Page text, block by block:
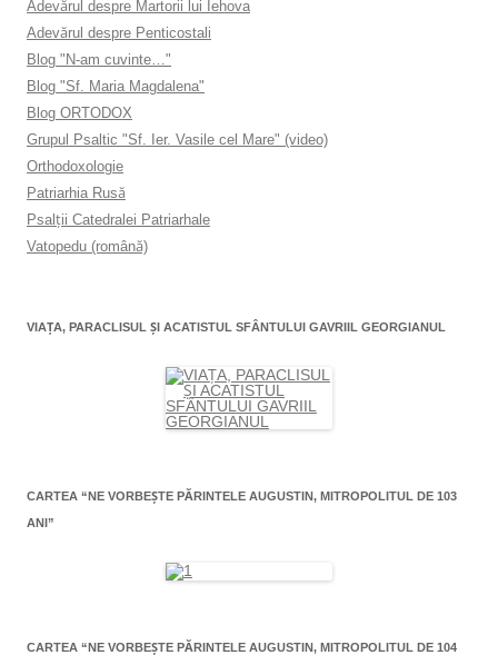
Adevărul despre Martorii lui Iehova
Adevărul despre Penticostali
Blog "N-am cuvinte…"
Blog "Sf. Maria Magdalena"
Blog ORTODOX
Grupul Psaltic "Sf. Ier. Vasile cel Mare" (video)
Orthodoxologie
Patriarhia Rusă
Psalţii Catedralei Patriarhale
Vatopedu (română)
VIAŢA, PARACLISUL ŞI ACATISTUL SFÂNTULUI GAVRIIL GEORGIANUL
CARTEA “NE VORBEŞTE PĂRINTELE AUGUSTIN, MITROPOLITUL DE 103
ANI”
CARTEA “NE VORBEŞTE PĂRINTELE AUGUSTIN, MITROPOLITUL DE 104